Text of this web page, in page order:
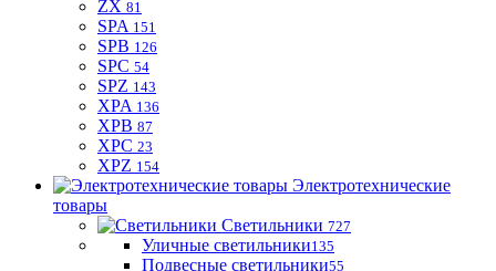
ZX 81
SPA 151
SPB 126
SPC 54
SPZ 143
XPA 136
XPB 87
XPC 23
XPZ 154
Электротехнические
товары
Светильники 727
Уличные светильники135
Подвесные светильники55